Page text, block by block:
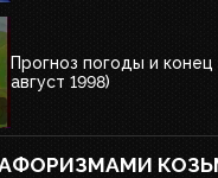
Прогноз погоды и
август 1998)
АФОРИЗМАМИ